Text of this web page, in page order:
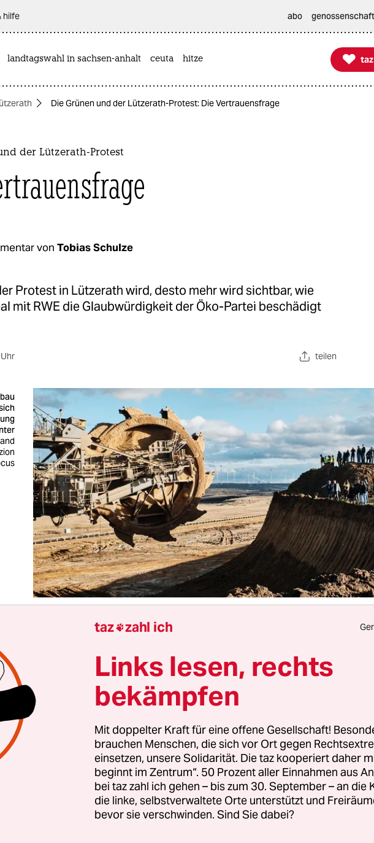
hilfe abo genossenschaft
landtagswahl in sachsen-anhalt ceuta hitze 
taz
Die Grünen und der Lützerath-Protest: Die Vertrauensfrage
der Lützerath-Protest
von Tobias Schulze
Protest in Lützerath wird, desto mehr wird sichtbar, wie
mit RWE die Glaubwürdigkeit der Öko-Partei beschädigt
teilen
hatten es sich harmlos ausgemalt. Ein paar Hippies
in Lütze­rath auf den Bäumen und werden von der
runtergepflückt: Nicht schön, klar, aber wir leben in
Zeiten. Der ganz große Aufschrei wird schon
Also Augen zu und durch.
gekommen. Medial ist die Räumung des Dorfs am
in diesen Tagen das beherrschende Thema. Die
hakt sich um Lützerath geschlossen unter, von
Gruppen bis zum BUND. Aus der Zivilgesellschaft
taz zahl ich
Links lesen, rechts
bekämpfen
Mit doppelter Kraft für eine offene Gesellschaft!
brauchen Menschen, die sich vor Ort gegen
einsetzen, unsere Solidarität. Die taz kooperiert daher
beginnt im Zentrum“. 50 Prozent aller Einnahmen aus
bei taz zahl ich gehen – bis zum 30. September – an die
die linke, selbstverwaltete Orte unterstützt und
bevor sie verschwinden. Sind Sie dabei?